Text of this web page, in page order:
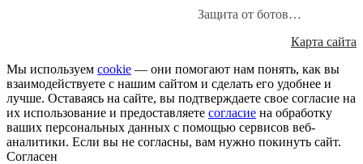
Защита от ботов…
Карта сайта
Мы используем cookie — они помогают нам понять, как вы
взаимодействуете с нашим сайтом и сделать его удобнее и
лучше. Оставаясь на сайте, вы подтверждаете свое согласие на
их использование и предоставляете согласие на обработку
ваших персональных данных с помощью сервисов веб-
аналитики. Если вы не согласны, вам нужно покинуть сайт.
Согласен